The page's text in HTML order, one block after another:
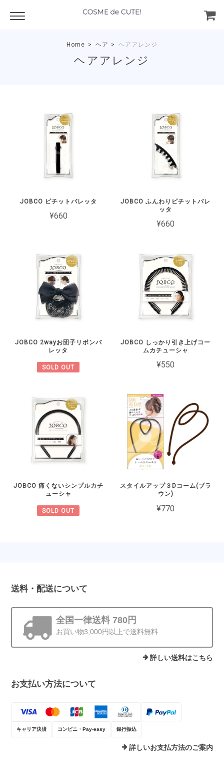
Home ヘア ヘアアレンジ
ヘアアレンジ
JOBCO ピチットバレッタ
¥660
JOBCO ふんわりピチットバレ
ッタ
¥660
JOBCO 2wayお団子リボンバ
レッタ
SOLD OUT
JOBCO しっかり引き上げコー
ムカチューシャ
¥550
JOBCO 痛くないシンプルカチ
ューシャ
SOLD OUT
スタイルアップ３Dコーム(ブラ
ウン)
¥770
送料・配送について
全国一律送料 780円
お買い物3,000円以上で送料無料
詳しい送料はこちら
お支払い方法について
キャリア決済 コンビニ・Pay-easy 銀行振込
詳しいお支払方法のご案内